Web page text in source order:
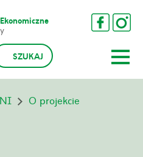
O projekcie